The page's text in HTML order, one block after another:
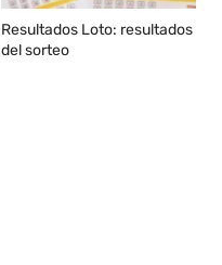
Resultados Loto: resultados
del sorteo